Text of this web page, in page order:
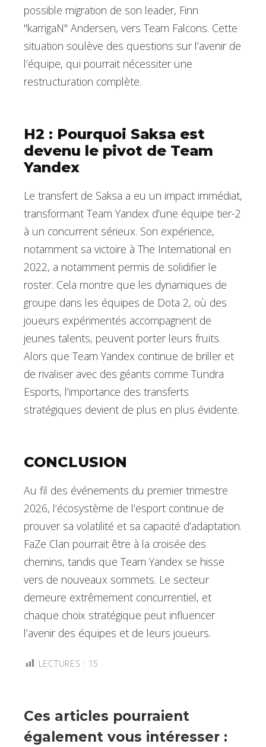
possible migration de son leader, Finn
"karrigaN" Andersen, vers Team Falcons. Cette
situation soulève des questions sur l’avenir de
l’équipe, qui pourrait nécessiter une
restructuration complète.
H2 : Pourquoi Saksa est
devenu le pivot de Team
Yandex
Le transfert de Saksa a eu un impact immédiat,
transformant Team Yandex d’une équipe tier-2
à un concurrent sérieux. Son expérience,
notamment sa victoire à The International en
2022, a notamment permis de solidifier le
roster. Cela montre que les dynamiques de
groupe dans les équipes de Dota 2, où des
joueurs expérimentés accompagnent de
jeunes talents, peuvent porter leurs fruits.
Alors que Team Yandex continue de briller et
de rivaliser avec des géants comme Tundra
Esports, l’importance des transferts
stratégiques devient de plus en plus évidente.
CONCLUSION
Au fil des événements du premier trimestre
2026, l’écosystème de l’esport continue de
prouver sa volatilité et sa capacité d’adaptation.
FaZe Clan pourrait être à la croisée des
chemins, tandis que Team Yandex se hisse
vers de nouveaux sommets. Le secteur
demeure extrêmement concurrentiel, et
chaque choix stratégique peut influencer
l’avenir des équipes et de leurs joueurs.
LECTURES : 15
Ces articles pourraient
également vous intéresser :